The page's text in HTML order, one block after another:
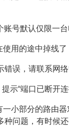
账号默认仅限一
使用的途中掉线
错误，请联系网络
示“端口已断开连
一小部分的路由
种问题，有时候